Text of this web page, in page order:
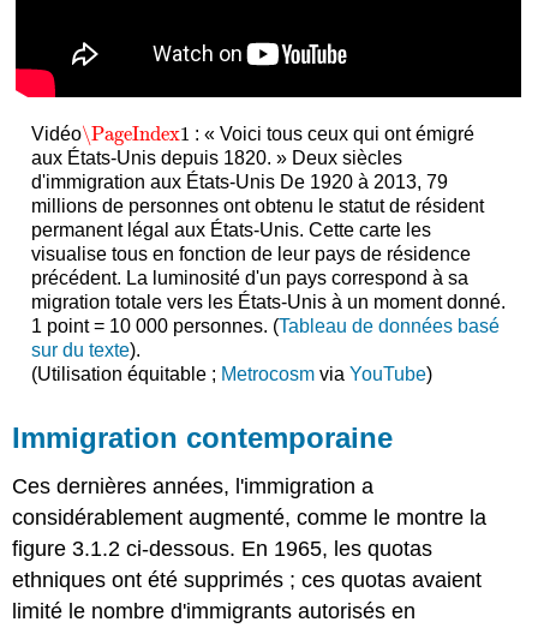
Vidéo\PageIndex1
\PageIndex1 : « Voici tous ceux qui ont émigré
aux États-Unis depuis 1820. » Deux siècles
d'immigration aux États-Unis De 1920 à 2013, 79
millions de personnes ont obtenu le statut de résident
permanent légal aux États-Unis. Cette carte les
visualise tous en fonction de leur pays de résidence
précédent. La luminosité d'un pays correspond à sa
migration totale vers les États-Unis à un moment donné.
1 point = 10 000 personnes. (Tableau de données basé
sur du texte).
(Utilisation équitable ; Metrocosmvia YouTube)
Immigration contemporaine
Ces dernières années, l'immigration a
considérablement augmenté, comme le montre la
figure 3.1.2 ci-dessous. En 1965, les quotas
ethniques ont été supprimés ; ces quotas avaient
limité le nombre d'immigrants autorisés en